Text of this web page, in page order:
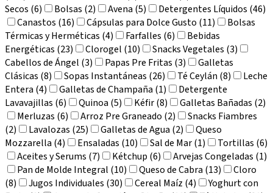
Secos (6)
Bolsas (2) Avena (5)
Detergentes Líquidos (46)
Canastos (16)
Cápsulas para Dolce Gusto (11)
Bolsas
Térmicas y Herméticas (4)
Farfalles (6)
Bebidas
Energéticas (23)
Clorogel (10)
Snacks Vegetales (3)
Cabellos de Ángel (3)
Papas Pre Fritas (3)
Galletas
Clásicas (8)
Sopas Instantáneas (26) Té Ceylán (8)
Leche
Entera (4)
Galletas de Champaña (1)
Detergente
Lavavajillas (6)
Quinoa (5) Kéfir (8)
Galletas Bañadas (2)
Merluzas (6)
Arroz Pre Graneado (2)
Snacks Fiambres
(2)
Lavalozas (25) Galletas de Agua (2)
Queso
Mozzarella (4)
Ensaladas (10) Sal de Mar (1)
Tortillas (6)
Aceites y Serums (7)
Kétchup (6)
Arvejas Congeladas (1)
Pan de Molde Integral (10)
Queso de Cabra (13)
Cloro
(8)
Jugos Individuales (30) Cereal Maíz (4)
Yoghurt con